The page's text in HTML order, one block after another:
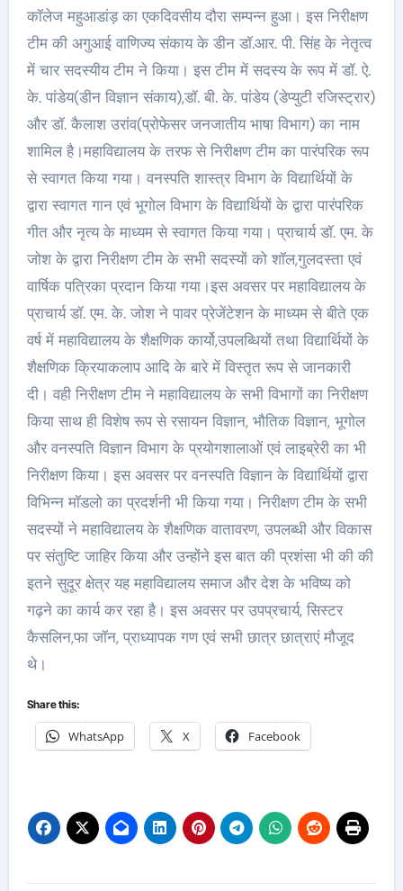
कॉलेज महुआडांड़ का एकदिवसीय दौरा सम्पन्न हुआ। इस निरीक्षण
टीम की अगुआई वाणिज्य संकाय के डीन डॉ.आर. पी. सिंह के नेतृत्व
में चार सदस्यीय टीम ने किया। इस टीम में सदस्य के रूप में डॉ. ऐ.
के. पांडेय(डीन विज्ञान संकाय),डॉ. बी. के. पांडेय (डेप्युटी रजिस्ट्रार)
और डॉ. कैलाश उरांव(प्रोफेसर जनजातीय भाषा विभाग) का नाम
शामिल है।महाविद्यालय के तरफ से निरीक्षण टीम का पारंपरिक रूप
से स्वागत किया गया। वनस्पति शास्त्र विभाग के विद्यार्थियों के
द्वारा स्वागत गान एवं भूगोल विभाग के विद्यार्थियों के द्वारा पारंपरिक
गीत और नृत्य के माध्यम से स्वागत किया गया। प्राचार्य डॉ. एम. के
जोश के द्वारा निरीक्षण टीम के सभी सदस्यों को शॉल,गुलदस्ता एवं
वार्षिक पत्रिका प्रदान किया गया।इस अवसर पर महाविद्यालय के
प्राचार्य डॉ. एम. के. जोश ने पावर प्रेजेंटेशन के माध्यम से बीते एक
वर्ष में महाविद्यालय के शैक्षणिक कार्यो,उपलब्धियों तथा विद्यार्थियों के
शैक्षणिक क्रियाकलाप आदि के बारे में विस्तृत रूप से जानकारी
दी। वही निरीक्षण टीम ने महाविद्यालय के सभी विभागों का निरीक्षण
किया साथ ही विशेष रूप से रसायन विज्ञान, भौतिक विज्ञान, भूगोल
और वनस्पति विज्ञान विभाग के प्रयोगशालाओं एवं लाइब्रेरी का भी
निरीक्षण किया। इस अवसर पर वनस्पति विज्ञान के विद्यार्थियों द्वारा
विभिन्न मॉडलो का प्रदर्शनी भी किया गया। निरीक्षण टीम के सभी
सदस्यों ने महाविद्यालय के शैक्षणिक वातावरण, उपलब्धी और विकास
पर संतुष्टि जाहिर किया और उन्होंने इस बात की प्रशंसा भी की की
इतने सुदूर क्षेत्र यह महाविद्यालय समाज और देश के भविष्य को
गढ़ने का कार्य कर रहा है। इस अवसर पर उपप्रचार्य, सिस्टर
कैसलिन,फा जॉन, प्राध्यापक गण एवं सभी छात्र छात्राएं मौजूद
थे।
Share this:
WhatsApp X Facebook